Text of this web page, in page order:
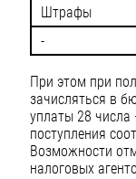
Штрафы
-
При этом при
зачисляться в
уплаты 28 числа
поступления
Возможности
налоговых